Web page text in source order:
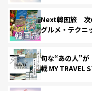
Next韓国旅 次
グルメ・テクニ
旬な“あの人”が
載 MY TRAVEL